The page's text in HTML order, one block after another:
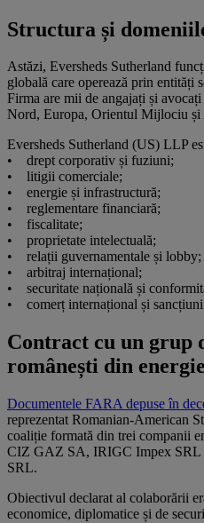
Structura și
Astăzi, Eversheds Sutherland
globală care operează prin entități
Firma are mii de angajați și
Nord, Europa, Orientul Mijlociu și
Eversheds Sutherland (US) LLP
• drept corporativ și fuziuni;
• litigii comerciale;
• energie și infrastructură;
• reglementare financiară;
• fiscalitate;
• proprietate intelectuală;
• relații guvernamentale și lobby;
• arbitraj internațional;
• securitate națională și
• comerț internațional și
Contract cu un grup
românești din energie
Documentele FARA depuse în
reprezentat Romanian-American
coaliție formată din trei companii
CIZ GAZ SA, IRIGC Impex SRL
SRL.
Obiectivul declarat al colaborării
economice, diplomatice și de